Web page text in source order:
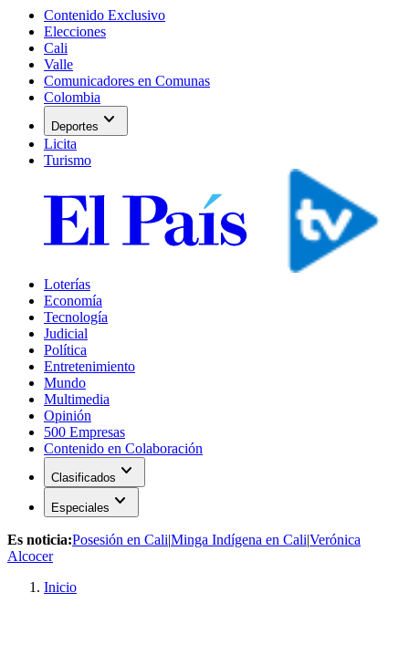
Contenido Exclusivo
Elecciones
Cali
Valle
Comunicadores en Comunas
Colombia
Deportes expand_more
Licita
Turismo
Loterías
Economía
Tecnología
Judicial
Política
Entretenimiento
Mundo
Multimedia
Opinión
500 Empresas
Contenido en Colaboración
Clasificados expand_more
Especiales expand_more
Es noticia:Posesión en Cali|Minga Indígena en Cali|Verónica
Alcocer
Inicio